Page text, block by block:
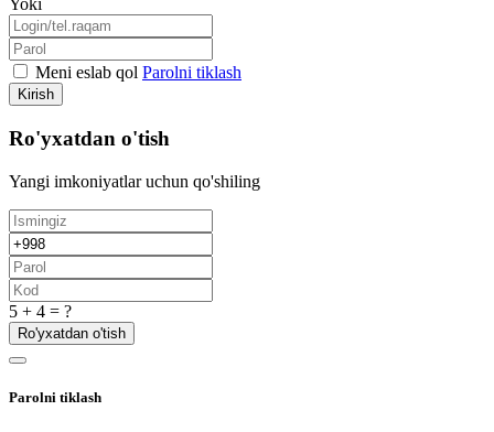
Yoki
Meni eslab qol Parolni tiklash
Kirish
Ro'yxatdan o'tish
Yangi imkoniyatlar uchun qo'shiling
5 + 4 = ?
Ro'yxatdan o'tish
Parolni tiklash